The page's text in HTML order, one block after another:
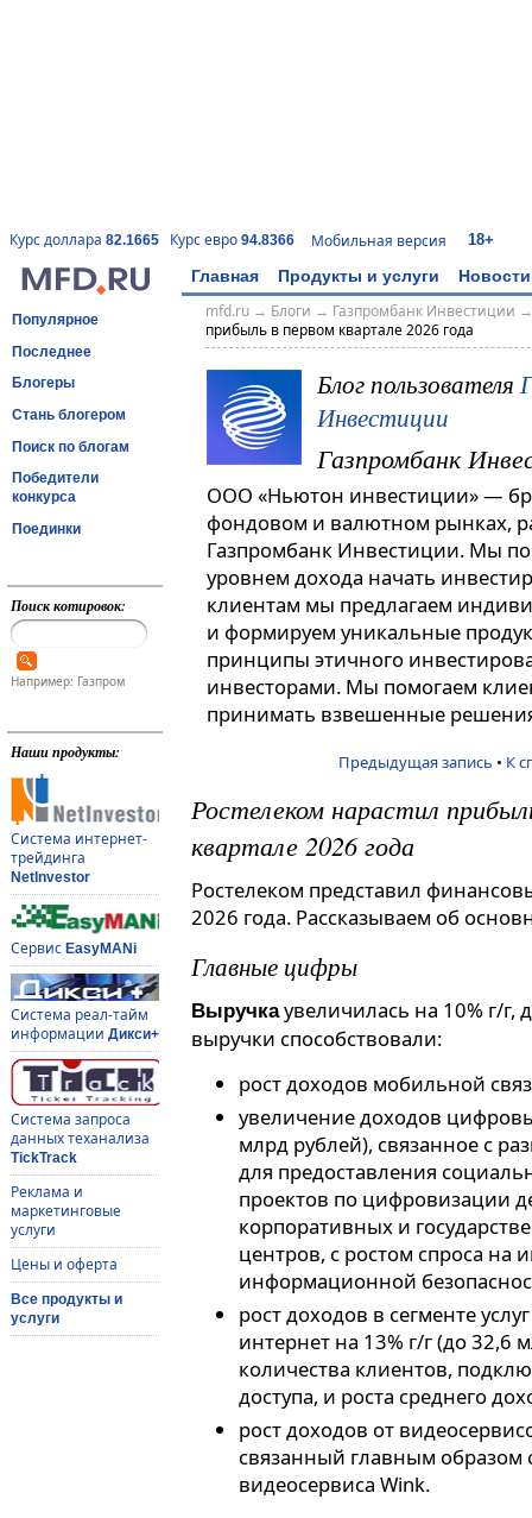
Курс доллара 82.1665 Курс евро 94.8366 Мобильная версия 18+
Главная Продукты и услуги Новости
Популярное
Последнее
Блогеры
Стань блогером
Поиск по блогам
Победители
конкурса
Поединки
Поиск котировок:
Например: Газпром
Наши продукты:
Система интернет-
трейдинга
NetInvestor
Сервис EasyMANi
Система реал-тайм
информации Дикси+
Система запроса
данных теханализа
TickTrack
Реклама и
маркетинговые
услуги
Цены и оферта
Все продукты и
услуги
mfd.ru→ Блоги → Газпромбанк Инвестиции
прибыль в первом квартале 2026 года
Блог пользователя
Инвестиции
Газпромбанк
ООО «Ньютон инвестиции» —
фондовом и валютном рынках,
Газпромбанк Инвестиции. Мы
уровнем дохода начать
клиентам мы предлагаем
и формируем уникальные
принципы этичного
инвесторами. Мы помогаем
принимать взвешенные
Предыдущая запись • К
Ростелеком нарастил
квартале 2026 года
Ростелеком представил
2026 года. Рассказываем об
Главные цифры
Выручкаувеличилась на 10% г/г,
выручки способствовали:
рост доходов мобильной
увеличение доходов
млрд рублей), связанное с
для предоставления
проектов по цифровизации
корпоративных и
центров, с ростом спроса на
информационной
рост доходов в сегменте
интернет на 13% г/г (до 32,6
количества клиентов,
доступа, и роста среднего
рост доходов от
связанный главным образом
видеосервиса Wink.